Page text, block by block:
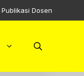
Publikasi Dosen